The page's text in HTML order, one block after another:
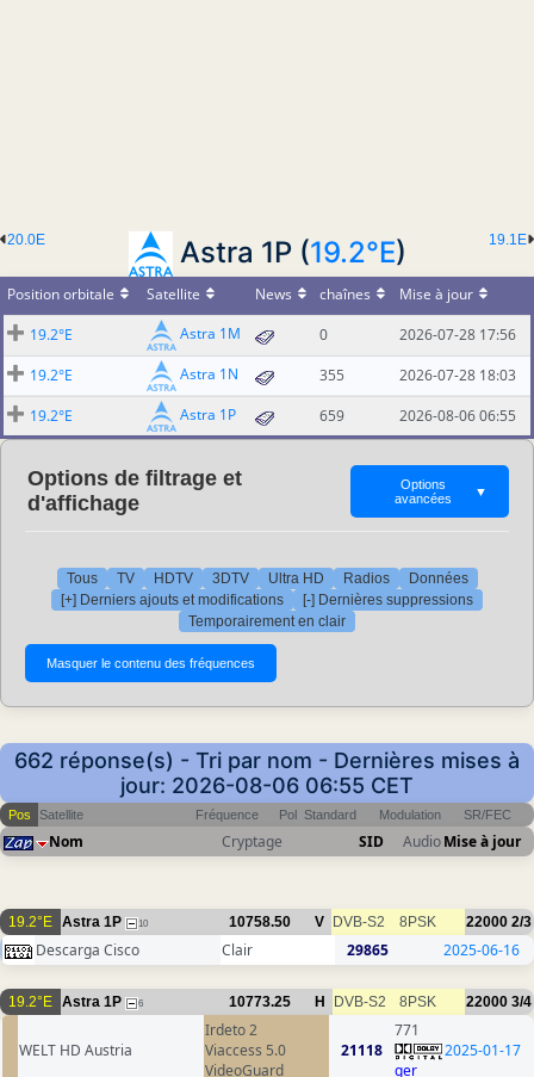
19.1E
20.0E Astra 1P (19.2°E)
Position orbitale Satellite News chaînes
Mise à jour
19.2°E
Astra 1M 0
2026-07-28 17:56
19.2°E
Astra 1N 355
2026-07-28 18:03
19.2°E
Astra 1P 659 2026-08-06 06:55
Options de filtrage et
d'affichage
Options
avancées
▼
Tous TV HDTV 3DTV Ultra HD Radios
Données
[+] Derniers ajouts et modifications
[-] Dernières suppressions
Temporairement en clair
662 réponse(s) - Tri par nom - Dernières mises à
jour: 2026-08-06 06:55 CET
Pos Satellite Fréquence Pol Standard Modulation SR/FEC
Nom Cryptage SID AudioMise à jour
19.2°E Astra 1P 10 10758.50 V DVB-S2 8PSK 22000 2/3
Descarga Cisco Clair 29865 2025-06-16
19.2°E Astra 1P 6 10773.25 H DVB-S2 8PSK 22000 3/4
WELT HD Austria
Irdeto 2
Viaccess 5.0
VideoGuard
21118
771
ger
2025-01-17